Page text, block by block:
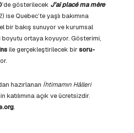
’de gösterilecek J’ai placé ma mère
ise Quebec’te yaşlı bakımına
bir bakış sunuyor ve kurumsal
boyutu ortaya koyuyor. Gösterimi,
ile gerçekleştirilecek birsoru-
hazırlanan İhtimamın Hâlleri
katılımına açık ve ücretsizdir.
.